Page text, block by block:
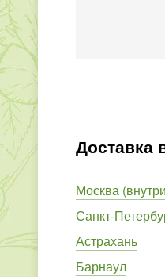
Доставка
Москва
Санкт-
Астрахань
Барнаул